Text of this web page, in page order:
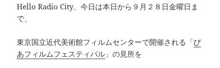
c
b
o
e re
d
s
p
Li
n
Hello Radio City、今日は本日から９月２８日金曜日ま
で、
東京国立近代美術館フィルムセンターで開催される「ぴ
あフィルムフェスティバル 」の見所を